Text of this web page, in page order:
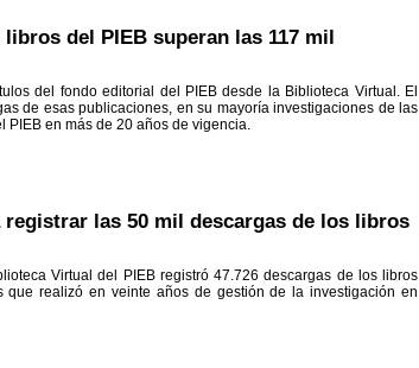
del PIEB superan las 117 mil
del fondo editorial del PIEB desde la Biblioteca Virtual. El
de esas publicaciones, en su mayoría investigaciones de las
PIEB en más de 20 años de vigencia.
registrar las 50 mil descargas de los libros
Virtual del PIEB registró 47.726 descargas de los libros
que realizó en veinte años de gestión de la investigación en